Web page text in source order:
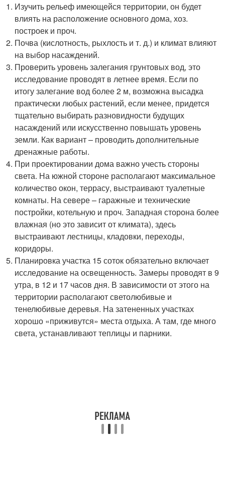
Изучить рельеф имеющейся территории, он будет
влиять на расположение основного дома, хоз.
построек и проч.
Почва (кислотность, рыхлость и т. д.) и климат влияют
на выбор насаждений.
Проверить уровень залегания грунтовых вод, это
исследование проводят в летнее время. Если по
итогу залегание вод более 2 м, возможна высадка
практически любых растений, если менее, придется
тщательно выбирать разновидности будущих
насаждений или искусственно повышать уровень
земли. Как вариант – проводить дополнительные
дренажные работы.
При проектировании дома важно учесть стороны
света. На южной стороне располагают максимальное
количество окон, террасу, выстраивают туалетные
комнаты. На севере – гаражные и технические
постройки, котельную и проч. Западная сторона более
влажная (но это зависит от климата), здесь
выстраивают лестницы, кладовки, переходы,
коридоры.
Планировка участка 15 соток обязательно включает
исследование на освещенность. Замеры проводят в 9
утра, в 12 и 17 часов дня. В зависимости от этого на
территории располагают светолюбивые и
тенелюбивые деревья. На затененных участках
хорошо «приживутся» места отдыха. А там, где много
света, устанавливают теплицы и парники.